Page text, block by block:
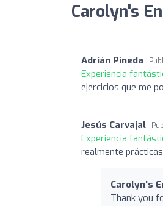
Carolyn's
Adrián Pineda
Experiencia
ejercicios que me
Jesús Carvajal
Experiencia
realmente
Carolyn's
Thank you